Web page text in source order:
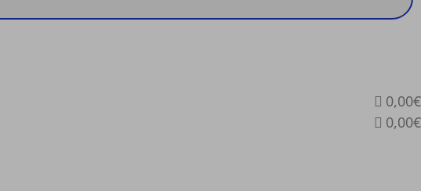
0,00€
0,00€